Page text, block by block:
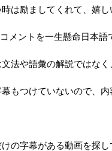
は励ましてくれて、嬉し
メントを一生懸命日本
法や語彙の解説ではなく
もつけていないので、
けの字幕がある動画を探し